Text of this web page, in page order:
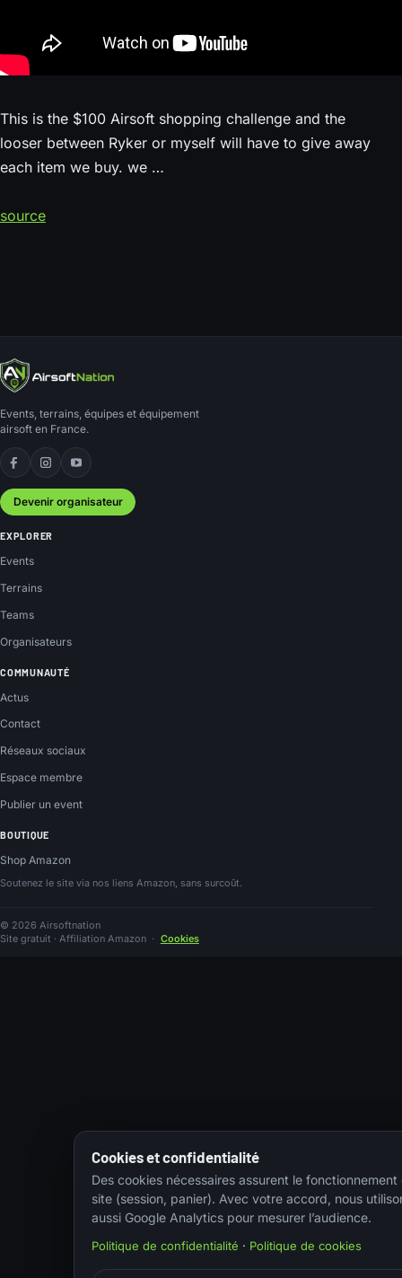
This is the $100 Airsoft shopping challenge and the
looser between Ryker or myself will have to give away
each item we buy. we …
source
Events, terrains, équipes et équipement
airsoft en France.
Facebook
Instagram
YouTube
Devenir organisateur
EXPLORER
Events
Terrains
Teams
Organisateurs
COMMUNAUTÉ
Actus
Contact
Réseaux sociaux
Espace membre
Publier un event
BOUTIQUE
Shop Amazon
Soutenez le site via nos liens Amazon, sans surcoût.
© 2026 Airsoftnation
Site gratuit · Affiliation Amazon · Cookies
Cookies et confidentialité
Des cookies nécessaires assurent le fonctionnement
site (session, panier). Avec votre accord, nous
aussi Google Analytics pour mesurer l’audience.
Politique de confidentialité · Politique de cookies